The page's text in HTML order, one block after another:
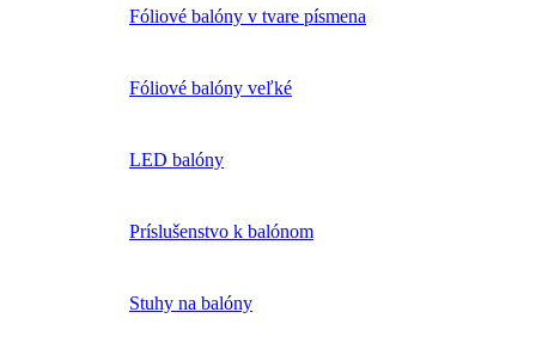
Fóliové balóny v tvare písmena
Fóliové balóny veľké
LED balóny
Príslušenstvo k balónom
Stuhy na balóny